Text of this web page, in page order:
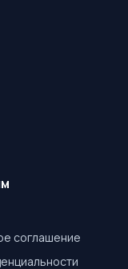
соглашение